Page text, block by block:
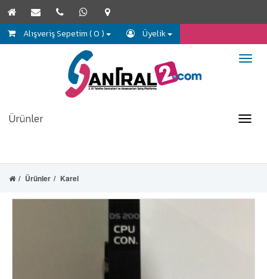
Alışveriş Sepetim ( 0 ) Üyelik
Ürünler
Ürünler Karel